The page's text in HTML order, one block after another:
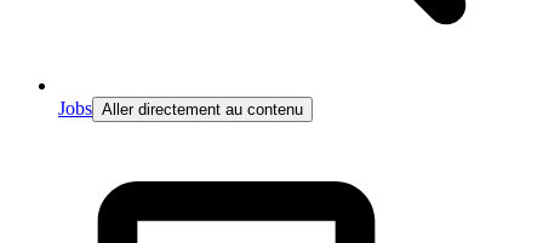
Jobs Aller directement au contenu